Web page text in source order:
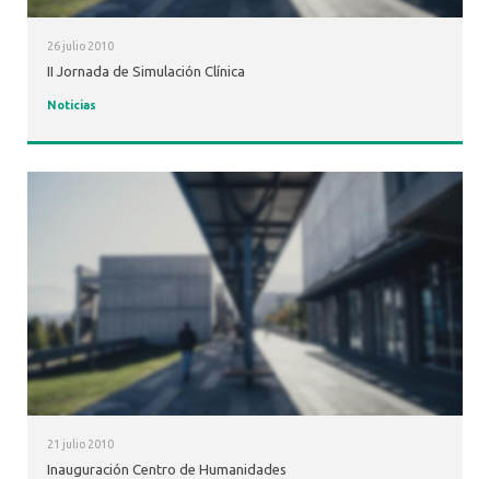
26 julio 2010
II Jornada de Simulación Clínica
Noticias
21 julio 2010
Inauguración Centro de Humanidades